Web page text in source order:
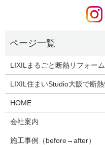
LIXILまるごと断熱リフォーム
LIXIL住まいStudio大阪で断
HOME
会社案内
施工事例（before→after）